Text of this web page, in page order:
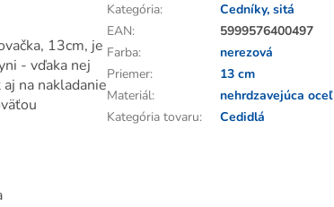
13cm, je
- vďaka nej
na nakladanie
Kategória:
Cedníky, sitá
EAN:
5999576400497
Farba:
nerezová
Priemer:
13 cm
Materiál:
nehrdzavejúca oceľ
Kategória tovaru: Cedidlá